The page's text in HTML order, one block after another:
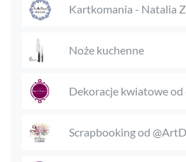
Kartkomania - Natalia
Noże kuchenne
Dekoracje kwiatowe od
Scrapbooking od